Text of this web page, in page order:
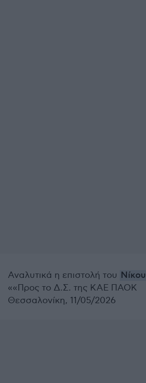
Αναλυτικά η επιστολή του
««Προς το Δ.Σ. της ΚΑΕ ΠΑΟΚ
Θεσσαλονίκη, 11/05/2026